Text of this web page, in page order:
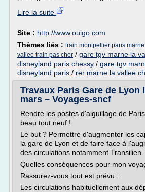
Lire la suite
Site : http://www.ouigo.com
Thèmes liés : train montpellier paris
vallee train pas cher / gare tgv marne la
disneyland paris chessy / gare tgv
disneyland paris / rer marne la vallee
Travaux Paris Gare de Lyon
mars – Voyages-sncf
Rendre les postes d'aiguillage de
beau tout neuf !
Le but ? Permettre d'augmenter les
la gare de Lyon et de faire face à
des circulations notamment Transilien.
Quelles conséquences pour mon
Rassurez-vous tout est prévu :
Les circulations habituellement aux